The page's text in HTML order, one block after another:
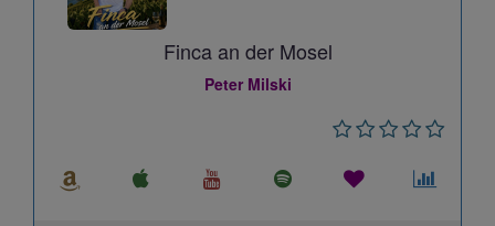
Finca an der Mosel
Peter Milski